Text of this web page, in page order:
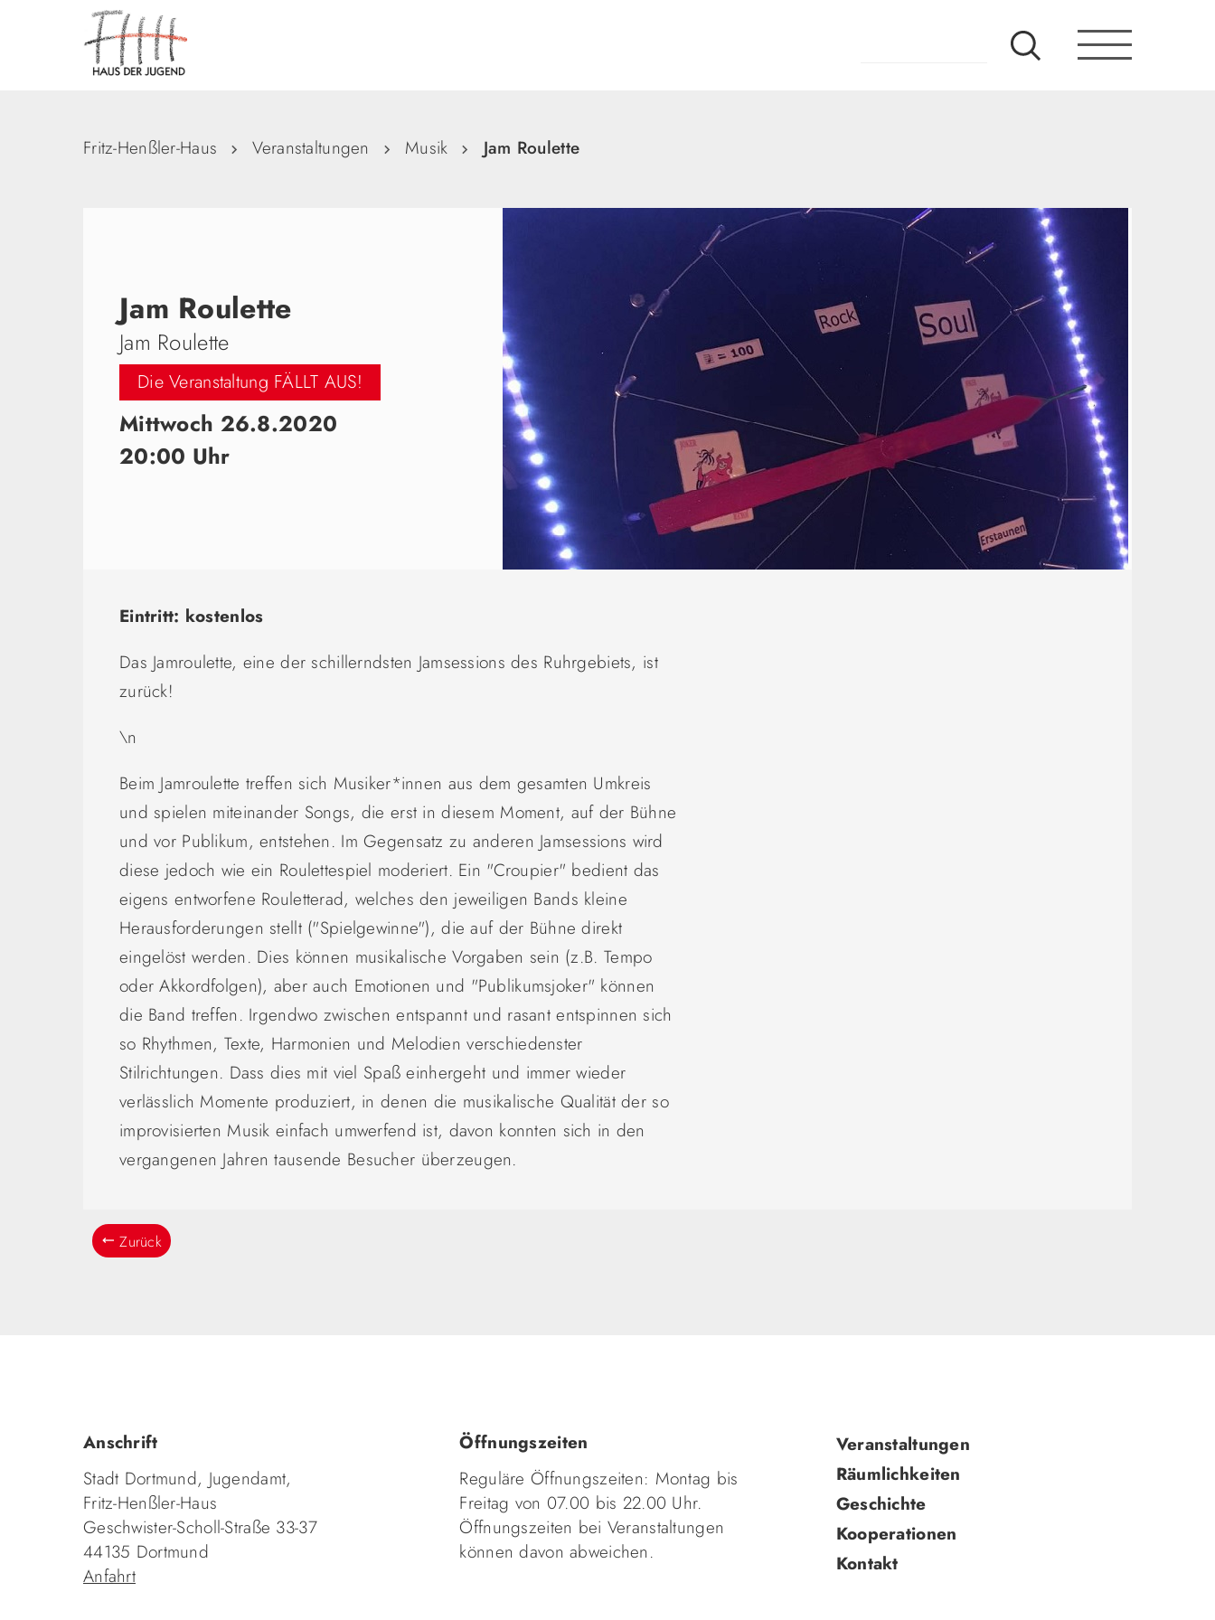
Fritz-Henßler-Haus Veranstaltungen Musik Jam Roulette
Jam Roulette
Jam Roulette
Die Veranstaltung FÄLLT AUS!
Mittwoch 26.8.2020
20:00 Uhr
Eintritt: kostenlos
Das Jamroulette, eine der schillerndsten Jamsessions des Ruhrgebiets, ist
zurück!
\n
Beim Jamroulette treffen sich Musiker*innen aus dem gesamten Umkreis
und spielen miteinander Songs, die erst in diesem Moment, auf der Bühne
und vor Publikum, entstehen. Im Gegensatz zu anderen Jamsessions wird
diese jedoch wie ein Roulettespiel moderiert. Ein "Croupier" bedient das
eigens entworfene Rouletterad, welches den jeweiligen Bands kleine
Herausforderungen stellt ("Spielgewinne"), die auf der Bühne direkt
eingelöst werden. Dies können musikalische Vorgaben sein (z.B. Tempo
oder Akkordfolgen), aber auch Emotionen und "Publikumsjoker" können
die Band treffen. Irgendwo zwischen entspannt und rasant entspinnen sich
so Rhythmen, Texte, Harmonien und Melodien verschiedenster
Stilrichtungen. Dass dies mit viel Spaß einhergeht und immer wieder
verlässlich Momente produziert, in denen die musikalische Qualität der so
improvisierten Musik einfach umwerfend ist, davon konnten sich in den
vergangenen Jahren tausende Besucher überzeugen.
Zurück
Anschrift
Stadt Dortmund, Jugendamt,
Fritz-Henßler-Haus
Geschwister-Scholl-Straße 33-37
44135 Dortmund
Anfahrt
Öffnungszeiten
Reguläre Öffnungszeiten: Montag bis
Freitag von 07.00 bis 22.00 Uhr.
Öffnungszeiten bei Veranstaltungen
können davon abweichen.
Navigation
überspringen
Veranstaltungen
Räumlichkeiten
Geschichte
Kooperationen
Kontakt